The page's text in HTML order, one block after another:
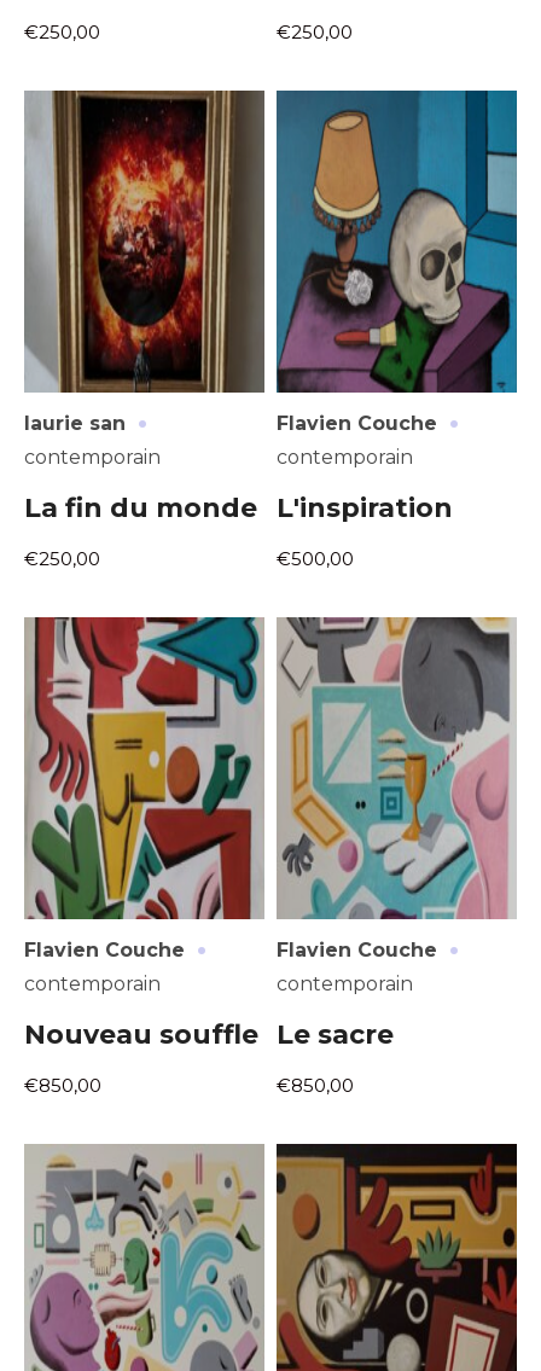
€250,00 €250,00
laurie san ·
contemporain
La fin du monde
€250,00
Flavien Couche ·
contemporain
L'inspiration
€500,00
Flavien Couche ·
contemporain
Nouveau souffle
€850,00
Flavien Couche ·
contemporain
Le sacre
€850,00